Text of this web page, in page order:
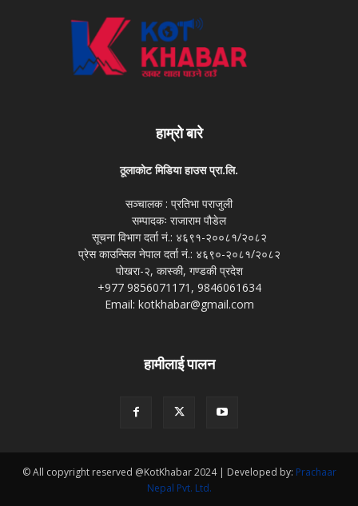
हाम्रो बारे
ठूलाकोट मिडिया हाउस प्रा.लि.
सञ्चालक : प्रतिभा पराजुली
सम्पादकः राजाराम पौडेल
सूचना विभाग दर्ता नं.: ४६९१-२००८१/२०८२
प्रेस काउन्सिल नेपाल दर्ता नं.: ४६९०-२०८१/२०८२
पोखरा-२, कास्की, गण्डकी प्रदेश
+977 9856071171, 9846061634
Email: kotkhabar@gmail.com
हामीलाई पालन
© All copyright reserved @KotKhabar 2024 | Developed by: Prachaar
Nepal Pvt. Ltd.